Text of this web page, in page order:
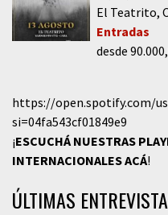
El Teatrito
Entradas
desde
https://open.spotify.com/
si=04fa543cf01849e9
¡ESCUCHÁ NUESTRAS
INTERNACIONALESACÁ!
ÚLTIMAS